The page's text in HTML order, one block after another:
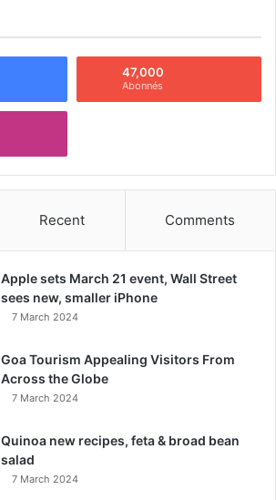
47,000
Abonnés
Recent Comments
Apple sets March 21 event, Wall Street
sees new, smaller iPhone
7 March 2024
Goa Tourism Appealing Visitors From
Across the Globe
7 March 2024
Quinoa new recipes, feta & broad bean
salad
7 March 2024